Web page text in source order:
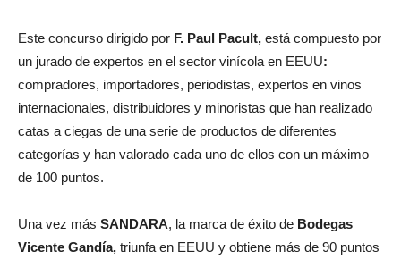
Este concurso dirigido por F. Paul Pacult, está compuesto por
un jurado de expertos en el sector vinícola en EEUU:
compradores, importadores, periodistas, expertos en vinos
internacionales, distribuidores y minoristas que han realizado
catas a ciegas de una serie de productos de diferentes
categorías y han valorado cada uno de ellos con un máximo
de 100 puntos.
Una vez más SANDARA, la marca de éxito de Bodegas
Vicente Gandía, triunfa en EEUU y obtiene más de 90 puntos